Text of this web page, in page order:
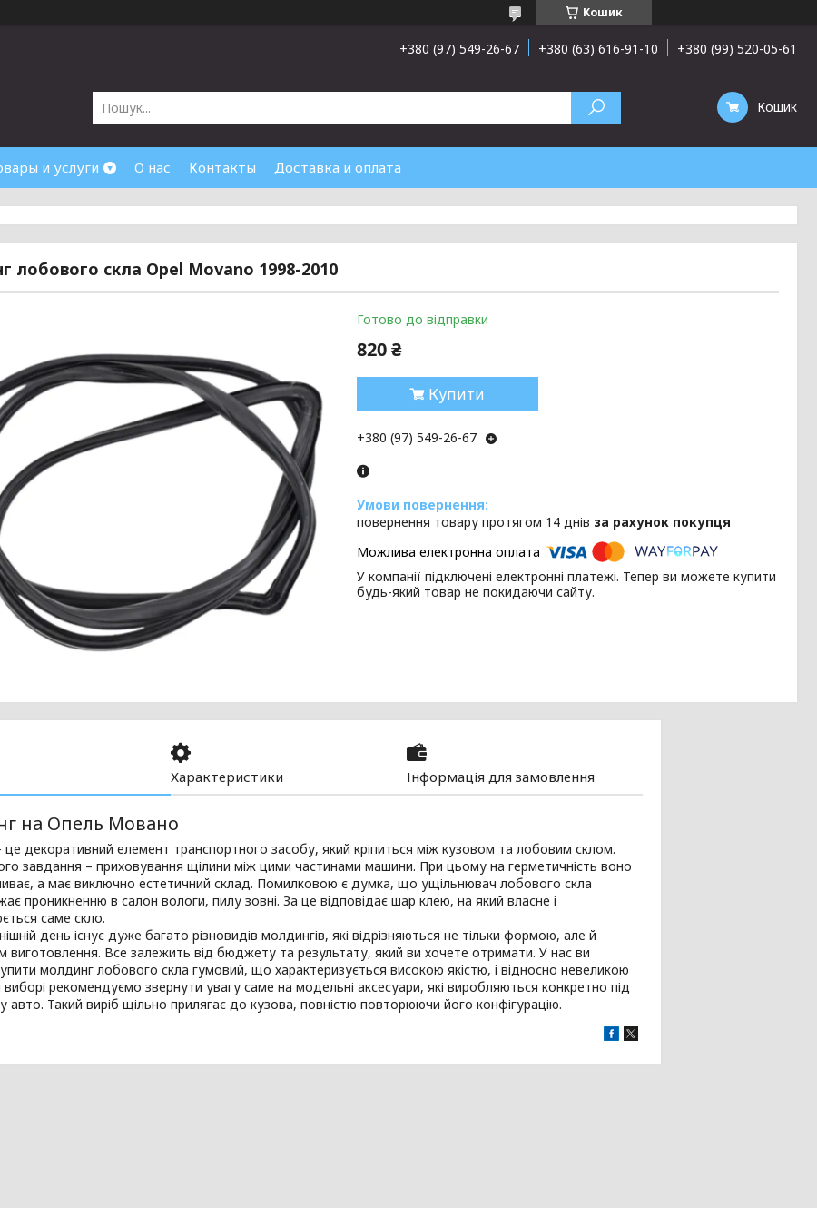
Кошик
+380 (97) 549-26-67 +380 (63) 616-91-10 +380 (99) 520-05-61
Кошик
и услуги О нас Контакты Доставка и оплата
лобового скла Opel Movano 1998-2010
Готово до відправки
820 ₴
Купити
+380 (97) 549-26-67
повернення товару протягом 14 днів за рахунок покупця
У компанії підключені електронні платежі. Тепер ви можете купити
будь-який товар не покидаючи сайту.
Характеристики Інформація для замовлення
на Опель Мовано
декоративний елемент транспортного засобу, який кріпиться між кузовом та лобовим склом.
завдання – приховування щілини між цими частинами машини. При цьому на герметичність воно
а має виключно естетичний склад. Помилковою є думка, що ущільнювач лобового скла
проникненню в салон вологи, пилу зовні. За це відповідає шар клею, на який власне і
саме скло.
день існує дуже багато різновидів молдингів, які відрізняються не тільки формою, але й
виготовлення. Все залежить від бюджету та результату, який ви хочете отримати. У нас ви
молдинг лобового скла гумовий, що характеризується високою якістю, і відносно невеликою
рекомендуємо звернути увагу саме на модельні аксесуари, які виробляються конкретно під
авто. Такий виріб щільно прилягає до кузова, повністю повторюючи його конфігурацію.